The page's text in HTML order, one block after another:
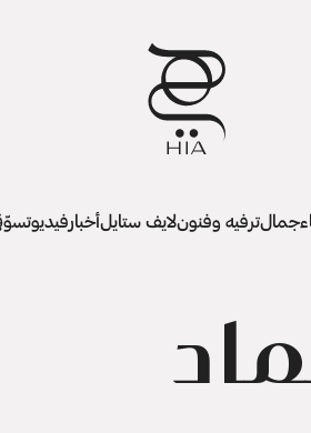
جمالترفيه وفنونلايف ستايلأخبارفيديو